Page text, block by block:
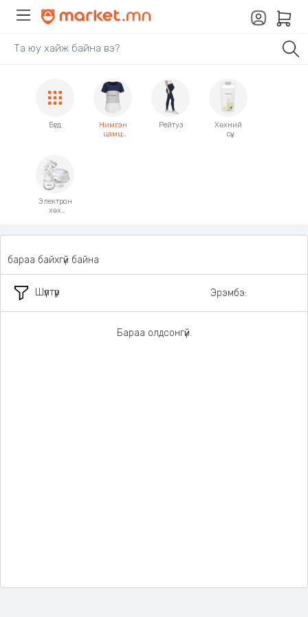
Бүгд
Нимгэн
цамц
Рейтуз
Хөхний
сүү
Электрон
хөх
Шүүлтүүр
бараа байхгүй байна
Эрэмбэ:
Бараа олдсонгүй.